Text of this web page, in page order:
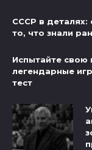
СССР в деталях:
то, что знали
Испытайте свою
легендарные
тест